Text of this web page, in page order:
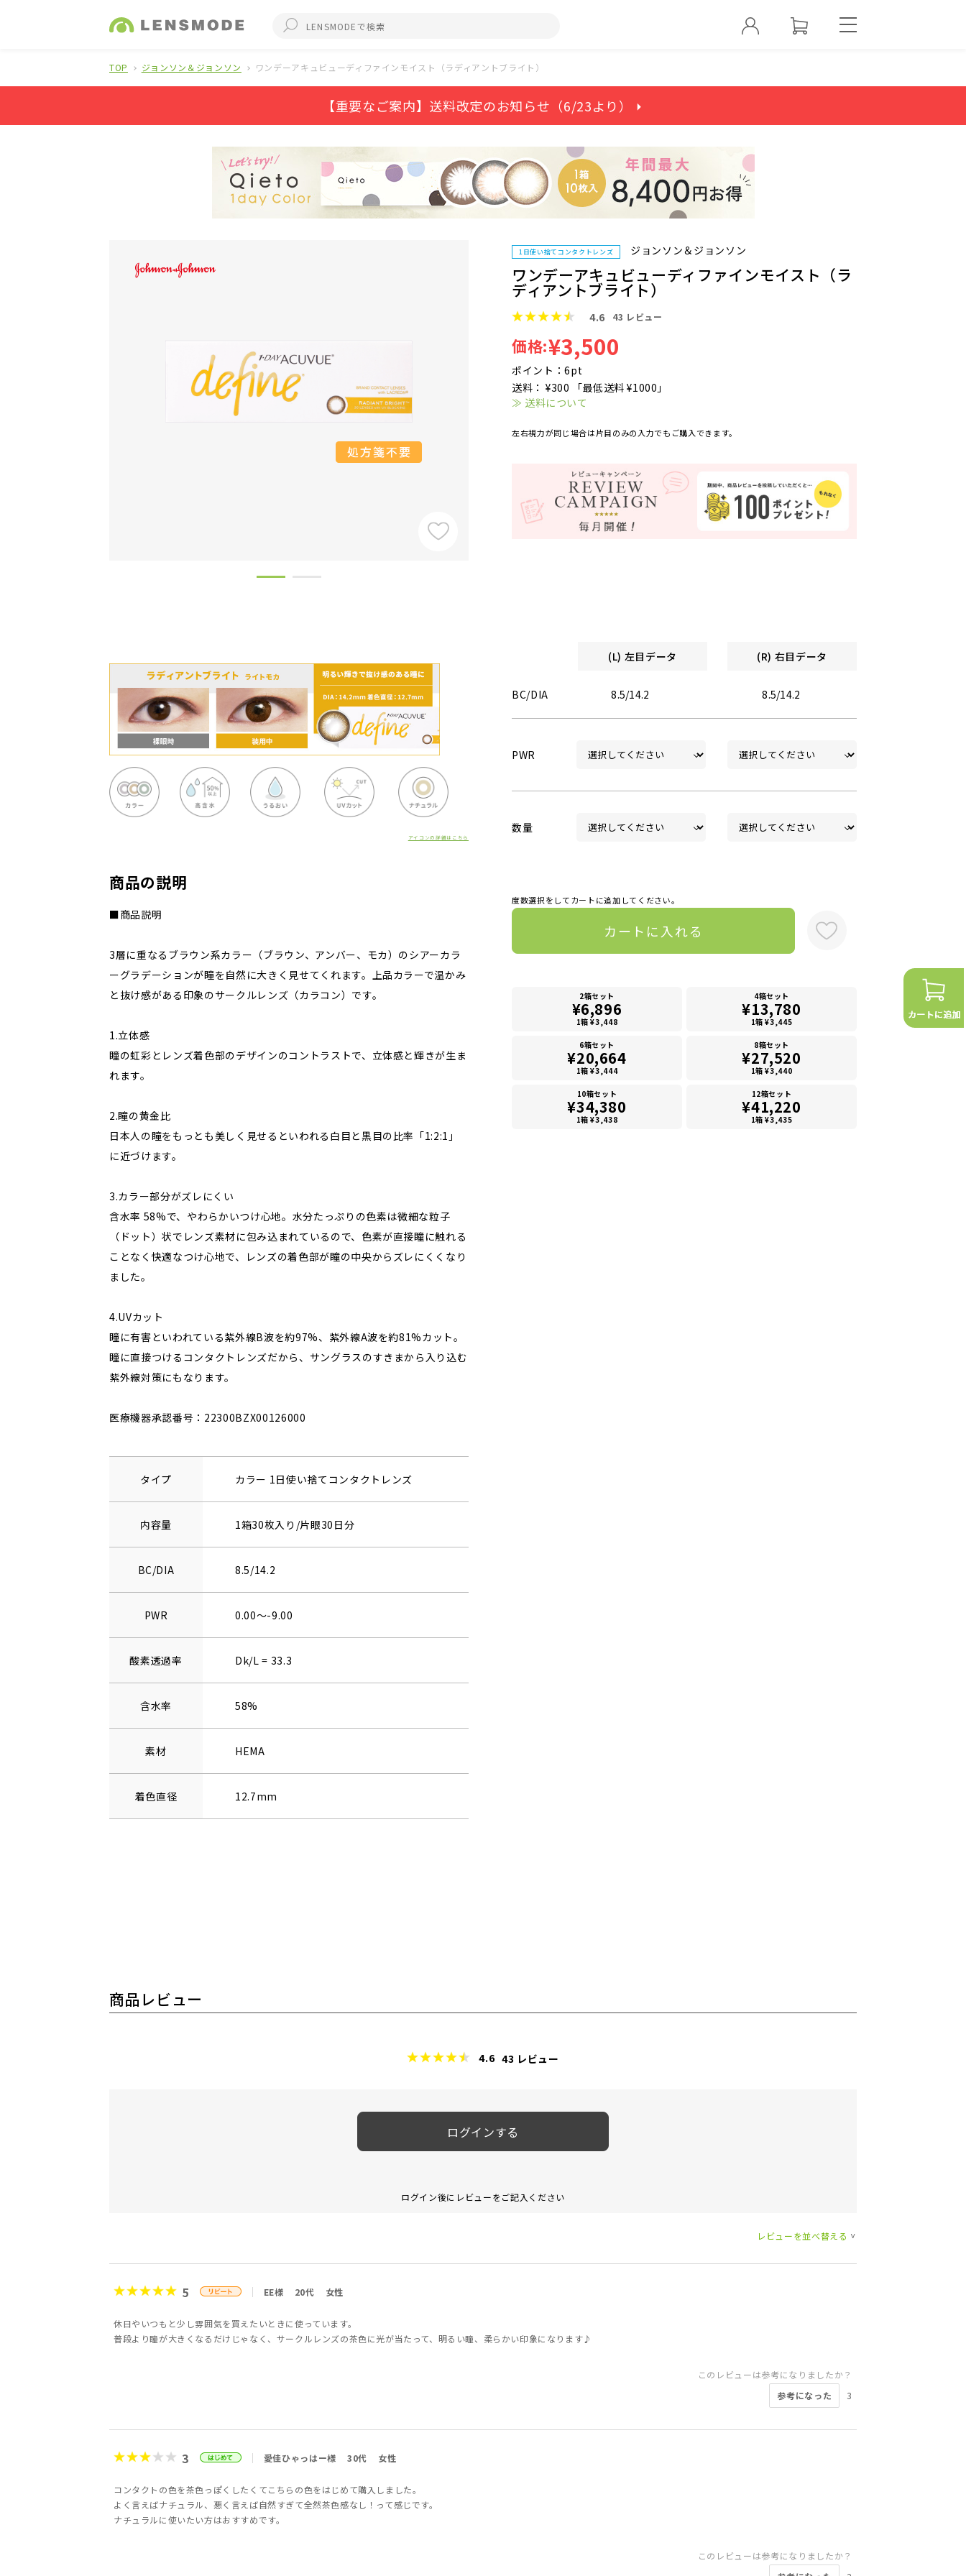
TOP ジョンソン＆ジョンソン ワンデーアキュビューディファインモイスト（ラディアントブライト）
【重要なご案内】送料改定のお知らせ（6/23より） ⏵
アイコンの詳細はこちら
商品の説明
■商品説明
3層に重なるブラウン系カラー（ブラウン、アンバー、モカ）のシアーカラ
ーグラデーションが瞳を自然に大きく見せてくれます。上品カラーで温かみ
と抜け感がある印象のサークルレンズ（カラコン）です。
1.立体感
瞳の虹彩とレンズ着色部のデザインのコントラストで、立体感と輝きが生ま
れます。
2.瞳の黄金比
日本人の瞳をもっとも美しく見せるといわれる白目と黒目の比率「1:2:1」
に近づけます。
3.カラー部分がズレにくい
含水率 58%で、やわらかいつけ心地。水分たっぷりの色素は微細な粒子
（ドット）状でレンズ素材に包み込まれているので、色素が直接瞳に触れる
ことなく快適なつけ心地で、レンズの着色部が瞳の中央からズレにくくなり
ました。
4.UVカット
瞳に有害といわれている紫外線B波を約97%、紫外線A波を約81%カット。
瞳に直接つけるコンタクトレンズだから、サングラスのすきまから入り込む
紫外線対策にもなります。
医療機器承認番号：22300BZX00126000
タイプ カラー 1日使い捨てコンタクトレンズ
内容量 1箱30枚入り/片眼30日分
BC/DIA 8.5/14.2
PWR 0.00～-9.00
酸素透過率 Dk/L = 33.3
含水率 58%
素材 HEMA
着色直径 12.7mm
1日使い捨てコンタクトレンズ ジョンソン＆ジョンソン
ワンデーアキュビューディファインモイスト（ラ
ディアントブライト）
4.6 43 レビュー
価格:¥3,500
ポイント：6pt
送料： ¥300 「最低送料 ¥1000」
≫ 送料について
左右視力が同じ場合は片目のみの入力でもご購入できます。
(L) 左目データ (R) 右目データ
BC/DIA 8.5/14.2 8.5/14.2
PWR
数量
度数選択をしてカートに追加してください。
カートに入れる
2箱セット
¥6,896
1箱 ¥3,448
4箱セット
¥13,780
1箱 ¥3,445
6箱セット
¥20,664
1箱 ¥3,444
8箱セット
¥27,520
1箱 ¥3,440
10箱セット
¥34,380
1箱 ¥3,438
12箱セット
¥41,220
1箱 ¥3,435
商品レビュー
4.6 43 レビュー
ログインする
ログイン後にレビューをご記入ください
レビューを並べ替える >
5 EE様 20代 女性
休日やいつもと少し雰囲気を買えたいときに使っています。
普段より瞳が大きくなるだけじゃなく、サークルレンズの茶色に光が当たって、明るい瞳、柔らかい印象になります♪
このレビューは参考になりましたか？
参考になった
3
3 愛佳ひゃっはー様 30代 女性
コンタクトの色を茶色っぽくしたくてこちらの色をはじめて購入しました。
よく言えばナチュラル、悪く言えば自然すぎて全然茶色感なし！って感じです。
ナチュラルに使いたい方はおすすめです。
このレビューは参考になりましたか？